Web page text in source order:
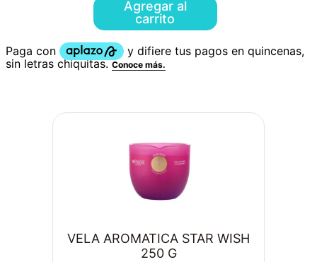
Agregar al
carrito
VELA AROMATICA STAR WISH
250 G